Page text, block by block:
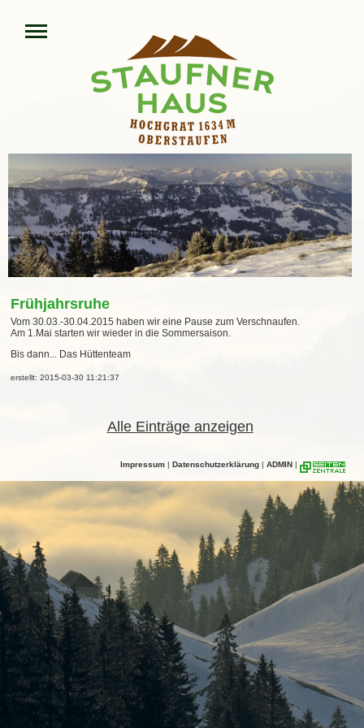
Frühjahrsruhe
Vom 30.03.-30.04.2015 haben wir eine Pause zum Verschnaufen.
Am 1.Mai starten wir wieder in die Sommersaison.
Bis dann... Das Hüttenteam
erstellt: 2015-03-30 11:21:37
Alle Einträge anzeigen
Impressum | Datenschutzerklärung | ADMIN |